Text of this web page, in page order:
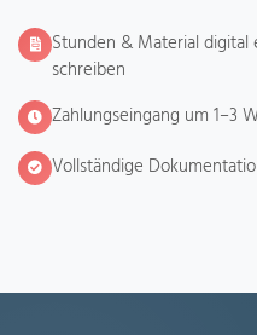
Stunden & Material
schreiben
Zahlungseingang um 1–3
Vollständige